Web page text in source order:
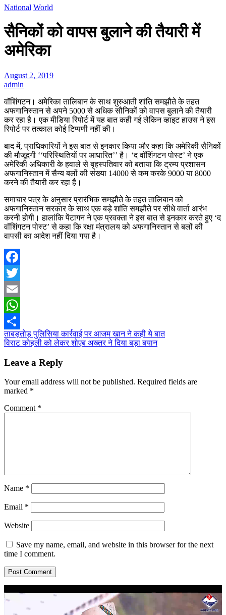
National World
सैनिकों को वापस बुलाने की तैयारी में
अमेरिका
August 2, 2019
admin
वॉशिंगटन। अमेरिका तालिबान के साथ शुरुआती शांति समझौते के तहत
अफगानिस्तान से अपने 5000 से अधिक सौनिकों को वापस बुलाने की तैयारी
कर रहा है। एक मीडिया रिपोर्ट में यह बात कही गई लेकिन व्हाइट हाउस ने इस
रिपोर्ट पर तत्काल कोई टिप्पणी नहीं की।
बाद में, प्राधिकारियों ने इस बात से इनकार किया और कहा कि अमेरिकी सैनिकों
की मौजूदगी ‘‘परिस्थितियों पर आधारित’’ है। ‘द वॉशिंगटन पोस्ट’ ने एक
अमेरिकी अधिकारी के हवाले से बृहस्पतिवार को बताया कि ट्रम्प प्रशासन
अफगानिस्तान में सैन्य बलों की संख्या 14000 से कम करके 9000 या 8000
करने की तैयारी कर रहा है।
समाचार पत्र के अनुसार प्रारंभिक समझौते के तहत तालिबान को
अफगानिस्तान सरकार के साथ एक बड़े शांति समझौते पर सीधे वार्ता आरंभ
करनी होगी। हालांकि पेंटागन ने एक प्रवक्ता ने इस बात से इनकार करते हुए ‘द
वॉशिंगटन पोस्ट’ से कहा कि रक्षा मंत्रालय को अफगानिस्तान से बलों की
वापसी का आदेश नहीं दिया गया है।
Facebook
Twitter
Email
WhatsApp
Share
Post
navigation
ताबड़तोड़ पुलिसिया कार्रवाई पर आजम खान ने कही ये बात
विराट कोहली को लेकर शोएब अख्तर ने दिया बड़ा बयान
Leave a Reply
Your email address will not be published. Required fields are
marked *
Comment *
Name *
Email *
Website
Save my name, email, and website in this browser for the next
time I comment.